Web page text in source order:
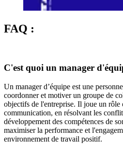
FAQ :
C'est quoi un manager
Un manager d’équipe est une
coordonner et motiver un groupe de
objectifs de l'entreprise. Il joue un rôle
communication, en résolvant les
développement des compétences de
maximiser la performance et
environnement de travail positif.